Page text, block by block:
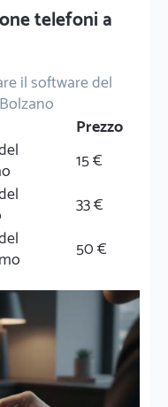
telefoni a
il software del
Prezzo
15 €
33 €
50 €